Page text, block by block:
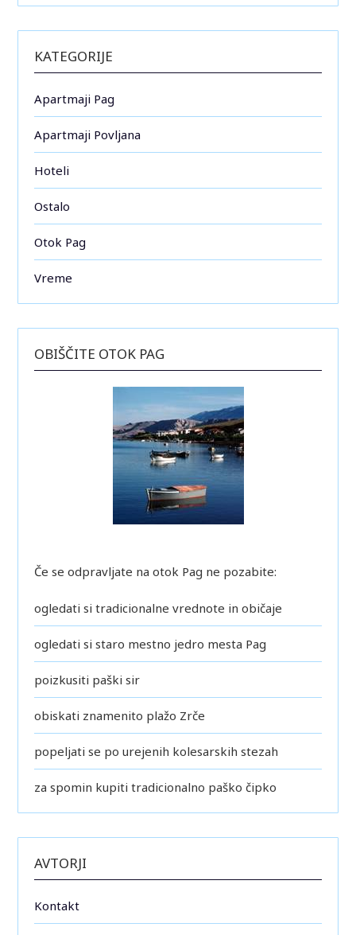
KATEGORIJE
Apartmaji Pag
Apartmaji Povljana
Hoteli
Ostalo
Otok Pag
Vreme
OBIŠČITE OTOK PAG
Če se odpravljate na otok Pag ne pozabite:
ogledati si tradicionalne vrednote in običaje
ogledati si staro mestno jedro mesta Pag
poizkusiti paški sir
obiskati znamenito plažo Zrče
popeljati se po urejenih kolesarskih stezah
za spomin kupiti tradicionalno paško čipko
AVTORJI
Kontakt